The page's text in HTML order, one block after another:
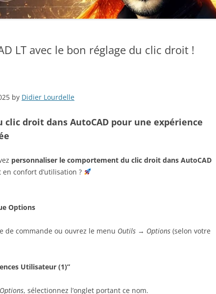
LT avec le bon réglage du clic droit !
by Didier Lourdelle
clic droit dans AutoCAD pour une expérience
personnaliser le comportement du clic droit dans AutoCAD
confort d’utilisation ?
Options
de commande ou ouvrez le menu Outils → Options (selon votre
Utilisateur (1)”
Options, sélectionnez l’onglet portant ce nom.